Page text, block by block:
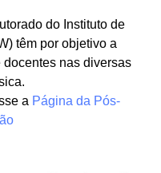
do Instituto de
têm por objetivo a
nas diversas
a Página da Pós-